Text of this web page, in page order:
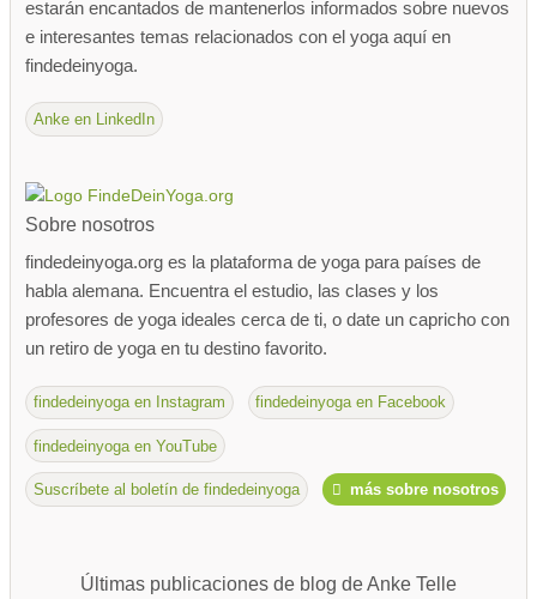
estarán encantados de mantenerlos informados sobre nuevos
e interesantes temas relacionados con el yoga aquí en
findedeinyoga.
Anke en LinkedIn
Sobre nosotros
findedeinyoga.org es la plataforma de yoga para países de
habla alemana. Encuentra el estudio, las clases y los
profesores de yoga ideales cerca de ti, o date un capricho con
un retiro de yoga en tu destino favorito.
findedeinyoga en Instagram findedeinyoga en Facebook
findedeinyoga en YouTube
Suscríbete al boletín de findedeinyoga más sobre nosotros
Últimas publicaciones de blog de Anke Telle